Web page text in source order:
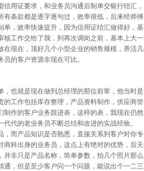
用证要求，和业务员沟通后制单交银行结汇，
条款都是逐字逐句过，效率很低，后来经师傅
，效率快速提升，因为信用证结汇做得好，基
工作交给了我，到再次调岗之前，基本上大一
现在，顶好几个小型企业的销售规模，养活几
的客户资源非现在可比。
也就是现在做到总经理的那位前辈，他当时是
工作包括库存整理，产品资料制作，供应商管
作的客户业务跟进表，这样的表，我现在仍然
代的老业务员不断总结和改进的实战经验。
而产品知识是否熟悉，直接关系到客户对你专
科出身的业务员，这点上有绝对的优势，后天
非只是产品名称，简单参数，拍几个照片那么
，但是至少客户问一个问题，能说出个一二三